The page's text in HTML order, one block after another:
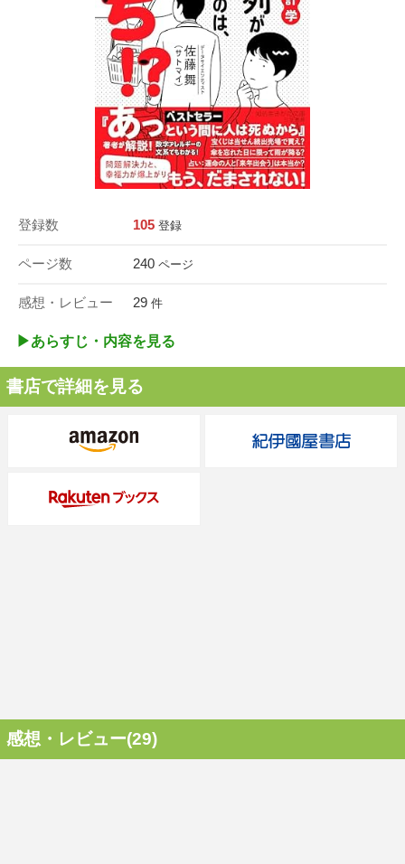
登録数 105 登録
ページ数 240 ページ
感想・レビュー 29 件
▶︎あらすじ・内容を見る
書店で詳細を見る
感想・レビュー(29)